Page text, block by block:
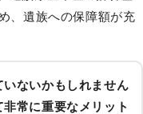
、遺族への保障額が充
ないかもしれません
非常に重要なメリット